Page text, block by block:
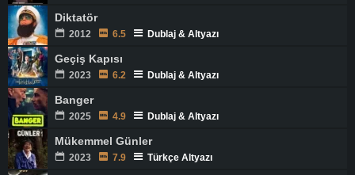
Diktatör
2012 6.5 Dublaj & Altyazı
Geçiş Kapısı
2023 6.2 Dublaj & Altyazı
Banger
2025 4.9 Dublaj & Altyazı
Mükemmel Günler
2023 7.9 Türkçe Altyazı